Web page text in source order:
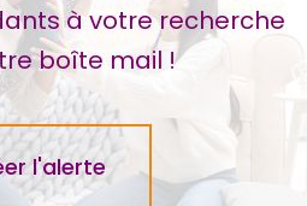
à votre recherche
boîte mail !
l'alerte